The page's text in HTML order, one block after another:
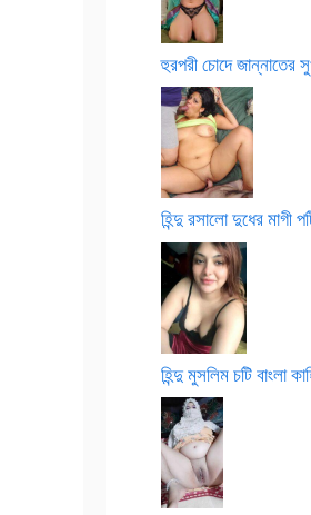
হুরপরী চোদে জান্নাতের
হিন্দু রসালো দুধের মাগী
হিন্দু মুসলিম চটি বাংলা